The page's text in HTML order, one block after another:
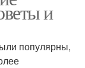
и
популярны,